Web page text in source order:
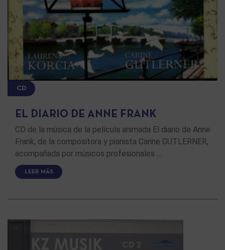
CD
EL DIARIO DE ANNE FRANK
CD de la música de la película animada El diario de Anne
Frank, de la compositora y pianista Carine GUTLERNER,
acompañada por músicos profesionales …
LEER MÁS